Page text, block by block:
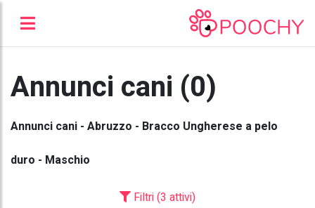
Annunci cani (0)
Annunci cani - Abruzzo - Bracco Ungherese a pelo
duro - Maschio
Filtri (3 attivi)